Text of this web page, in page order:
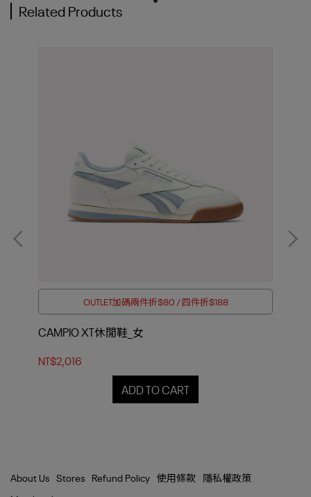
Related Products
OUTLET加碼兩件折$80 / 四件折$188
CAMPIO XT休閒鞋_女
NT$2,016
ADD TO CART
About Us Stores Refund Policy 使用條款
隱私權政策